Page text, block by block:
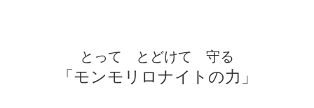
とって とどけて 守る
「モンモリロナイトの力」